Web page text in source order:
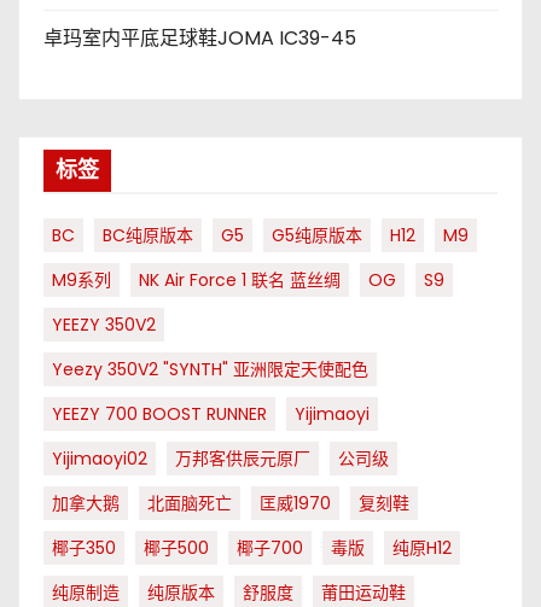
卓玛室内平底足球鞋JOMA IC39-45
标签
BC BC纯原版本 G5 G5纯原版本 H12
M9
M9系列
NK Air Force 1 联名 蓝丝绸 OG
S9
YEEZY 350V2
Yeezy 350V2 "SYNTH" 亚洲限定天使配色
YEEZY 700 BOOST RUNNER
Yijimaoyi
Yijimaoyi02
万邦客供辰元原厂
公司级
加拿大鹅
北面脑死亡 匡威1970
复刻鞋
椰子350
椰子500 椰子700 毒版
纯原H12
纯原制造
纯原版本 舒服度
莆田运动鞋